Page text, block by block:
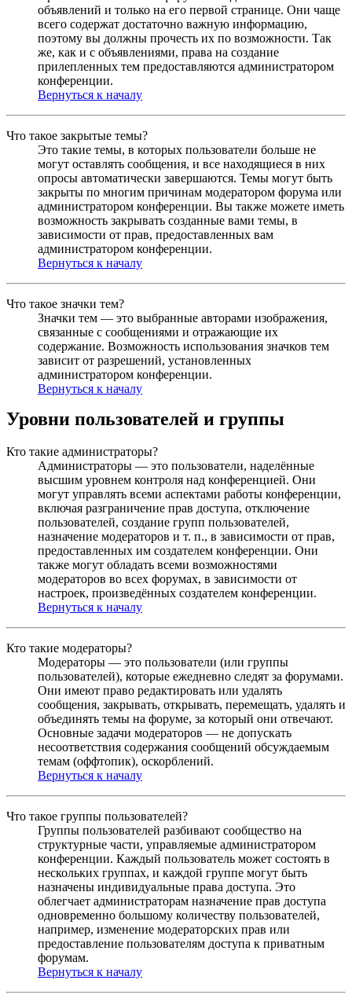
объявлений и только на его первой странице. Они чаще
всего содержат достаточно важную информацию,
поэтому вы должны прочесть их по возможности. Так
же, как и с объявлениями, права на создание
прилепленных тем предоставляются администратором
конференции.
Вернуться к началу
Что такое закрытые темы?
Это такие темы, в которых пользователи больше не
могут оставлять сообщения, и все находящиеся в них
опросы автоматически завершаются. Темы могут быть
закрыты по многим причинам модератором форума или
администратором конференции. Вы также можете иметь
возможность закрывать созданные вами темы, в
зависимости от прав, предоставленных вам
администратором конференции.
Вернуться к началу
Что такое значки тем?
Значки тем — это выбранные авторами изображения,
связанные с сообщениями и отражающие их
содержание. Возможность использования значков тем
зависит от разрешений, установленных
администратором конференции.
Вернуться к началу
Уровни пользователей и группы
Кто такие администраторы?
Администраторы — это пользователи, наделённые
высшим уровнем контроля над конференцией. Они
могут управлять всеми аспектами работы конференции,
включая разграничение прав доступа, отключение
пользователей, создание групп пользователей,
назначение модераторов и т. п., в зависимости от прав,
предоставленных им создателем конференции. Они
также могут обладать всеми возможностями
модераторов во всех форумах, в зависимости от
настроек, произведённых создателем конференции.
Вернуться к началу
Кто такие модераторы?
Модераторы — это пользователи (или группы
пользователей), которые ежедневно следят за форумами.
Они имеют право редактировать или удалять
сообщения, закрывать, открывать, перемещать, удалять и
объединять темы на форуме, за который они отвечают.
Основные задачи модераторов — не допускать
несоответствия содержания сообщений обсуждаемым
темам (оффтопик), оскорблений.
Вернуться к началу
Что такое группы пользователей?
Группы пользователей разбивают сообщество на
структурные части, управляемые администратором
конференции. Каждый пользователь может состоять в
нескольких группах, и каждой группе могут быть
назначены индивидуальные права доступа. Это
облегчает администраторам назначение прав доступа
одновременно большому количеству пользователей,
например, изменение модераторских прав или
предоставление пользователям доступа к приватным
форумам.
Вернуться к началу